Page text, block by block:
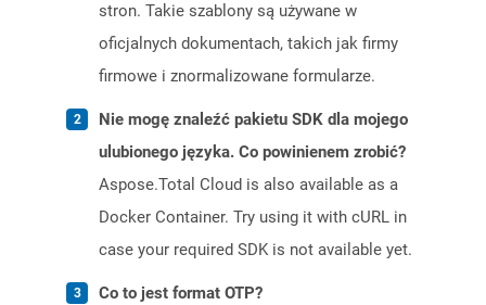
stron. Takie szablony są używane w
oficjalnych dokumentach, takich jak firmy
firmowe i znormalizowane formularze.
Nie mogę znaleźć pakietu SDK dla mojego
ulubionego języka. Co powinienem zrobić?
Aspose.Total Cloud is also available as a
Docker Container. Try using it with cURL in
case your required SDK is not available yet.
Co to jest format OTP?